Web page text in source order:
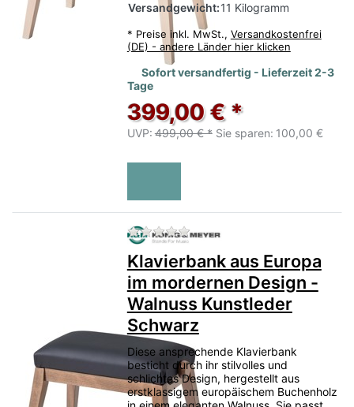
Versandgewicht:11 Kilogramm
* Preise inkl. MwSt., Versandkostenfrei
(DE) - andere Länder hier klicken
Sofort versandfertig - Lieferzeit 2-3
Tage
399,00 € *
UVP: 499,00 € * Sie sparen: 100,00 €
Zu diesem Produkt liegen
Klavierbank aus Europa
im mordernen Design -
Walnuss Kunstleder
Schwarz
Diese ansprechende Klavierbank
besticht durch ihr stilvolles und
schlichtes Design, hergestellt aus
erstklassigem europäischem Buchenholz